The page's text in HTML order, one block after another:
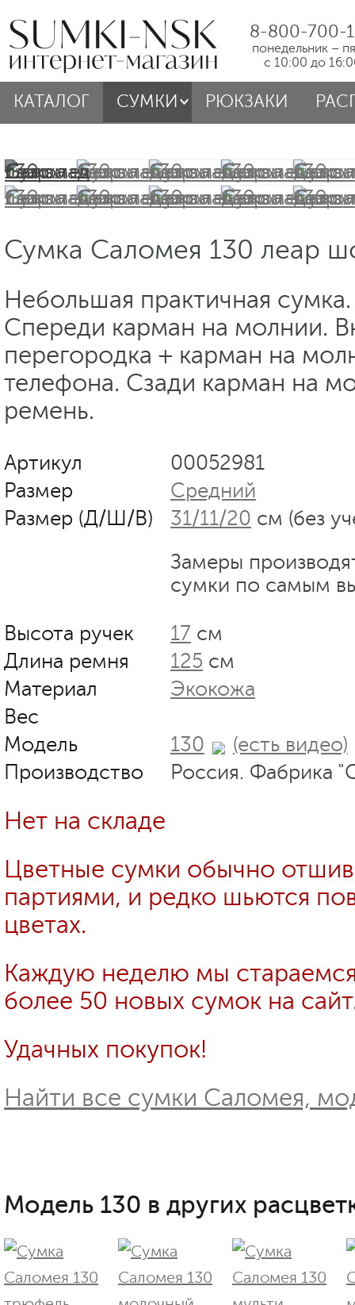
8-800-700-
понедельник –
с 10:00 до
КАТАЛОГ СУМКИ РЮКЗАКИ
Сумка Саломея 130 леар
Небольшая практичная
Спереди карман на молнии.
перегородка + карман на
телефона. Сзади карман на
ремень.
Артикул
00052981
Размер
Средний
Размер (Д/Ш/В)
31/11/20 см (без
Замеры
сумки по самым
Высота ручек 17 см
Длина ремня
125 см
Материал
Экокожа
Вес
Модель
130
(есть видео)
Производство
Россия. Фабрика
Нет на складе
Цветные сумки обычно
партиями, и редко шьются
цветах.
Каждую неделю мы
более 50 новых сумок на
Удачных покупок!
Найти все сумки Саломея,
Модель 130 в других